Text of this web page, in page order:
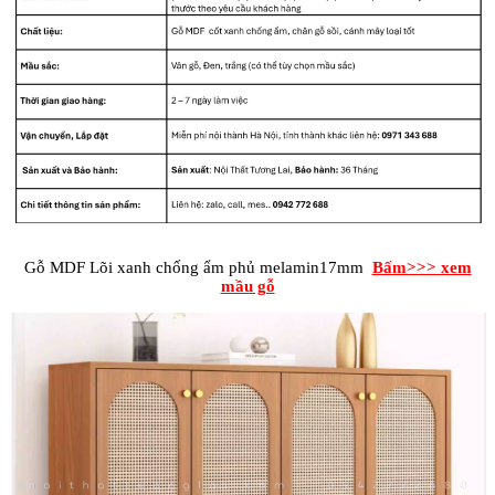
Gỗ MDF Lõi xanh chống ẩm phủ melamin17mm Bấm>>> xem
mầu gỗ